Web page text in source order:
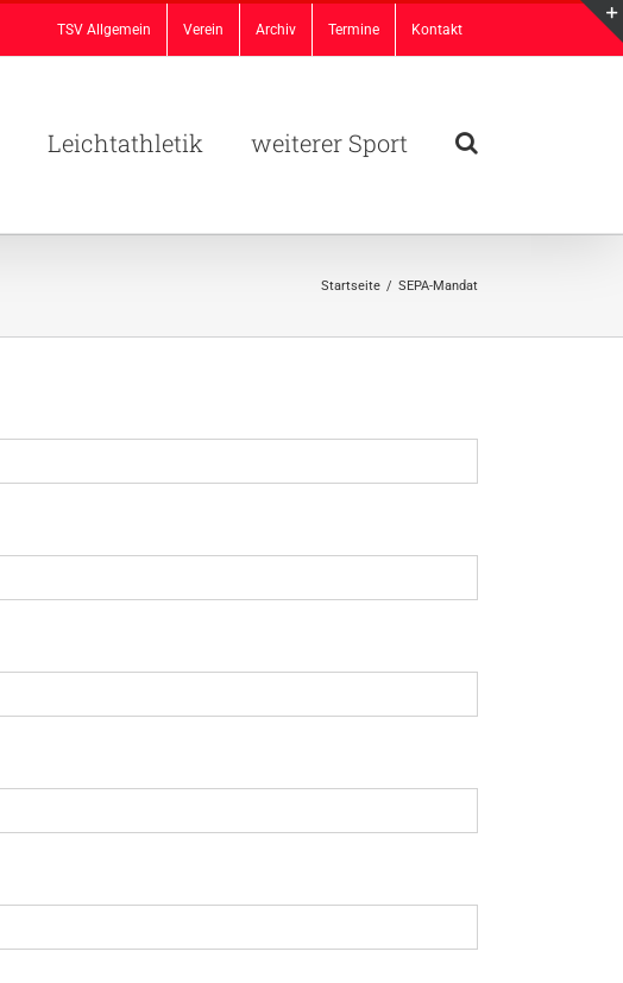
TSV Allgemein Verein Archiv Termine Kontakt
Leichtathletik weiterer Sport
Startseite / SEPA-Mandat